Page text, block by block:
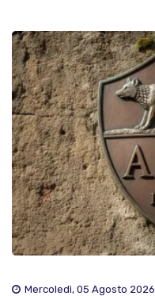
Mercoledì, 05 Agosto 2026